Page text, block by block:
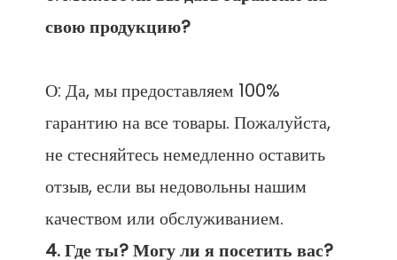
О: Да, мы предоставляем 100%
гарантию на все товары. Пожалуйста,
не стесняйтесь немедленно оставить
отзыв, если вы недовольны нашим